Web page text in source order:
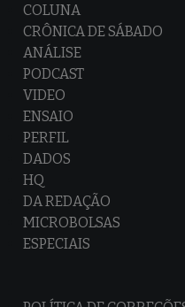
COLUNA
CRÔNICA DE SÁBADO
ANÁLISE
PODCAST
VIDEO
ENSAIO
PERFIL
DADOS
HQ
DA REDAÇÃO
MICROBOLSAS
ESPECIAIS